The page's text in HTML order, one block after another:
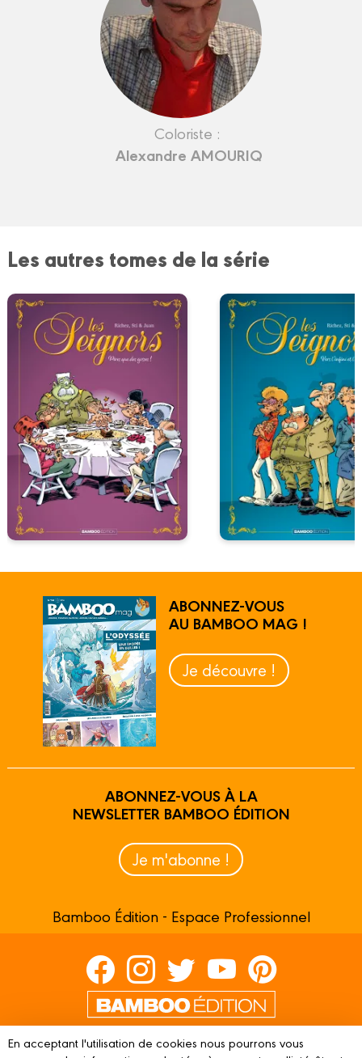
Coloriste :
Alexandre AMOURIQ
Les autres tomes de la série
ABONNEZ-VOUS
AU BAMBOO MAG !
Je découvre !
ABONNEZ-VOUS À LA
NEWSLETTER BAMBOO ÉDITION
Je m'abonne !
Bamboo Édition - Espace Professionnel
Contactez-nous
En acceptant l'utilisation de cookies nous pourrons vous